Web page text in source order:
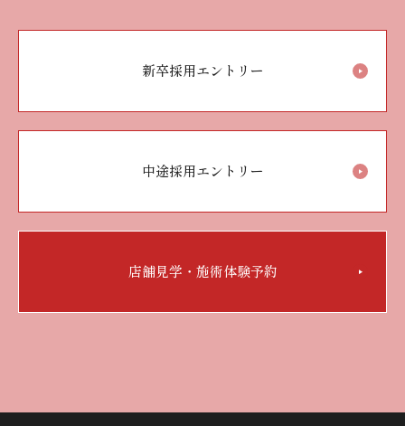
新卒採用エントリー
中途採用エントリー
店舗見学・施術体験予約